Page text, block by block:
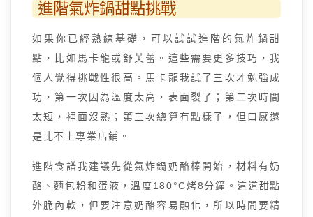
進階氣炸鍋甜點挑戰
如果你已經熟練基礎，可以試試進階的氣炸鍋甜
點，比如馬卡龍或舒芙蕾。這些需要更多技巧，我
個人覺得挑戰性很高。馬卡龍我試了三次才勉強成
功，第一次因為溫度太高，表面裂了；第二次時間
太短，裡面沒熟；第三次總算有點樣子，但口感還
是比不上專業店鋪。
進階食譜我建議先從氣炸鍋奶酪棒開始，材料有奶
酪、麵包粉和蛋液，溫度180°C烤8分鐘。這道甜點
外脆內軟，但要注意奶酪容易融化，所以時間要精